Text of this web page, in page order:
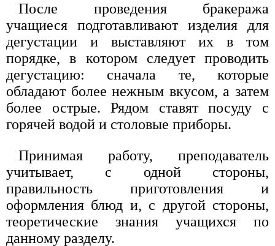
После проведения бракеража
учащиеся подготавливают изделия для
дегустации и выставляют их в том
порядке, в котором следует проводить
дегустацию: сначала те, которые
обладают более нежным вкусом, а затем
более острые. Рядом ставят посуду с
горячей водой и столовые приборы.
Принимая работу, преподаватель
учитывает, с одной стороны,
правильность приготовления и
оформления блюд и, с другой стороны,
теоретические знания учащихся по
данному разделу.